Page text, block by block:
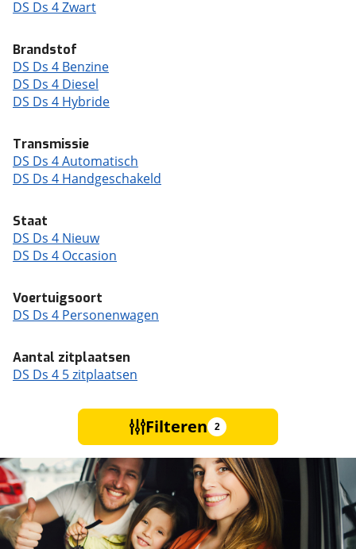
DS Ds 4 Zwart
Brandstof
DS Ds 4 Benzine
DS Ds 4 Diesel
DS Ds 4 Hybride
Transmissie
DS Ds 4 Automatisch
DS Ds 4 Handgeschakeld
Staat
DS Ds 4 Nieuw
DS Ds 4 Occasion
Voertuigsoort
DS Ds 4 Personenwagen
Aantal zitplaatsen
DS Ds 4 5 zitplaatsen
Filteren 2